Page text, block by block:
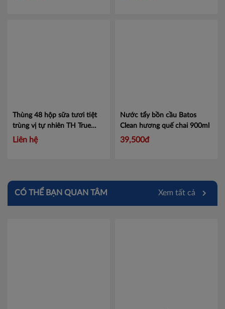
Thùng 48 hộp sữa tươi tiệt
trùng vị tự nhiên TH True
MILK GOLD 180ml
Liên hệ
Nước tẩy bồn cầu Batos
Clean hương quế chai 900ml
39,500đ
CÓ THỂ BẠN QUAN TÂM Xem tất cả